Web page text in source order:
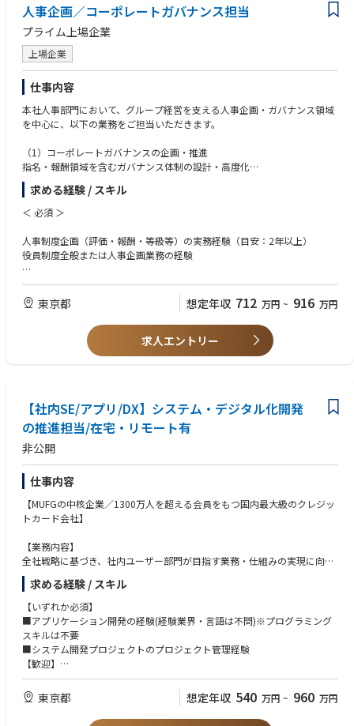
人事企画／コーポレートガバナンス担当
プライム上場企業
上場企業
仕事内容
本社人事部門において、グループ経営を支える人事企画・ガバナンス領域
を中心に、以下の業務をご担当いただきます。
（1）コーポレートガバナンスの企画・推進
指名・報酬領域を含むガバナンス体制の設計・高度化
グループ会社を含めたガバナンス強化施策の企画・推進
コーポレートガバナンス報告書等の開示対応
株主・社外取締役視点を踏まえた制度設計・運用
として関与）
（2）人事企画・経営人材マネジメント
グループ横断の人事制度（評価・報酬・等級）の企画・高度化
幹部候補層・経営人材の育成／配置戦略の設計
サクセッションプランの企画・推進
経営層・役員層に関わる人材マネジメント施策の立案
求める経験 / スキル
＜ 必須 ＞
人事制度企画（評価・報酬・等級等）の実務経験（目安：2年以上）
役員制度全般または人事企画業務の経験
＜ 歓迎 ＞
上場企業における役員制度設計、コーポレートガバナンス業務経験
子会社を有する企業での人事制度運用・ガバナンス経験
海外人事・グローバル人事制度に関する知見
委員会（指名・報酬委員会等）事務局経験
英語力（海外拠点との連携が可能なレベル）
経営視点を持ち、戦略的に人事業務に取り組める方
論理的思考力とデータ分析力を有している方
ステークホルダーと円滑なコミュニケーションが取れる方
変化の大きい環境に柔軟に対応できる方
東京都 想定年収 712 万円 ~ 916 万円
求人エントリー
【社内SE/アプリ/DX】システム・デジタル化開発
の推進担当/在宅・リモート有
非公開
仕事内容
【MUFGの中核企業／1300万人を超える会員をもつ国内最大級のクレジッ
トカード会社】
【業務内容】
全社戦略に基づき、社内ユーザー部門が目指す業務・仕組みの実現に向け
て、ユーザー部門と開発パートナー（BP）の間に立ち、協業しながら各種
システム開発プロジェクトを推進していただきます。
上流工程を中心に、要件定義（社内ユーザー部門との折衝を含む）、プロ
ジェクト管理、テスト・移行計画の立案など、開発工程全般に携わりま
す。
開発案件は、小規模（単一システム内の改修）から大規模（複数システム
にまたがる開発）まで幅広く、担当範囲やプロジェクト規模はご経験・ス
つれ、関係者も増え要件は高度・複雑になりますが、その分、調整力や推
進力を発揮し、上流工程の経験を深めていくことができるポジションで
求める経験 / スキル
【いずれか必須】
■アプリケーション開発の経験(経験業界・言語は不問)※プログラミング
スキルは不要
■システム開発プロジェクトのプロジェクト管理経験
【歓迎】
■金融関連（特にキャッシュレス関連）のシステム開発経験
■システム開発プロジェクトのPL、PM、PMO経験
東京都 想定年収 540 万円 ~ 960 万円